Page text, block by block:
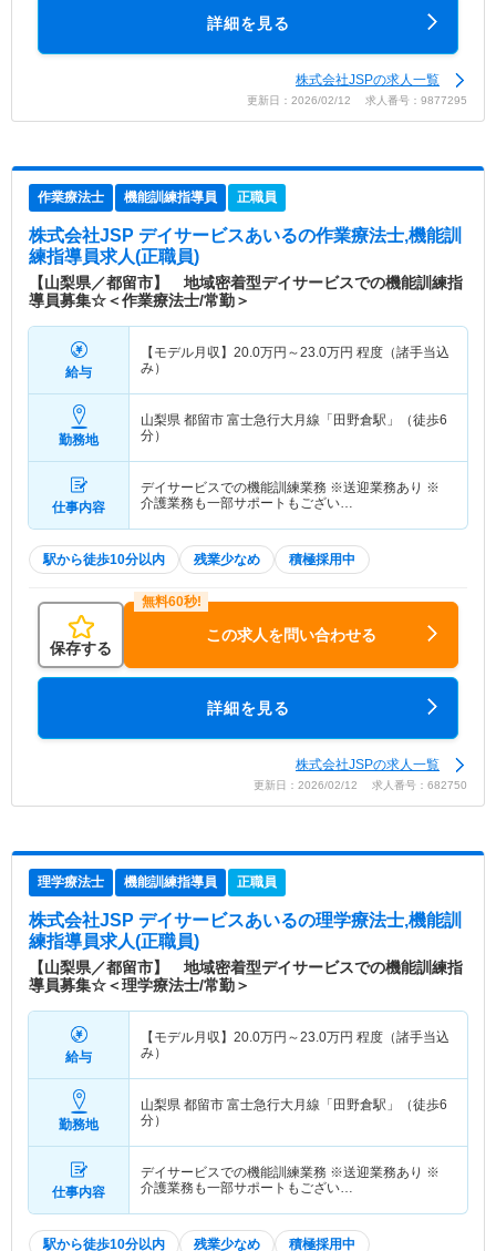
詳細を見る
株式会社JSPの求人一覧
更新日：2026/02/12 求人番号：9877295
作業療法士 機能訓練指導員 正職員
株式会社JSP デイサービスあいるの作業療法士,機能訓
練指導員求人(正職員)
【山梨県／都留市】 地域密着型デイサービスでの機能訓練指
導員募集☆＜作業療法士/常勤＞
給与
【モデル月収】 20.0万円～23.0万円 程度（諸手当込
み）
勤務地
山梨県 都留市 富士急行大月線「田野倉駅」（徒歩6
分）
仕事内容
デイサービスでの機能訓練業務 ※送迎業務あり ※
介護業務も一部サポートもござい…
駅から徒歩10分以内 残業少なめ 積極採用中
保存する
この求人を問い合わせる
詳細を見る
株式会社JSPの求人一覧
更新日：2026/02/12 求人番号：682750
理学療法士 機能訓練指導員 正職員
株式会社JSP デイサービスあいるの理学療法士,機能訓
練指導員求人(正職員)
【山梨県／都留市】 地域密着型デイサービスでの機能訓練指
導員募集☆＜理学療法士/常勤＞
給与
【モデル月収】 20.0万円～23.0万円 程度（諸手当込
み）
勤務地
山梨県 都留市 富士急行大月線「田野倉駅」（徒歩6
分）
仕事内容
デイサービスでの機能訓練業務 ※送迎業務あり ※
介護業務も一部サポートもござい…
駅から徒歩10分以内 残業少なめ 積極採用中